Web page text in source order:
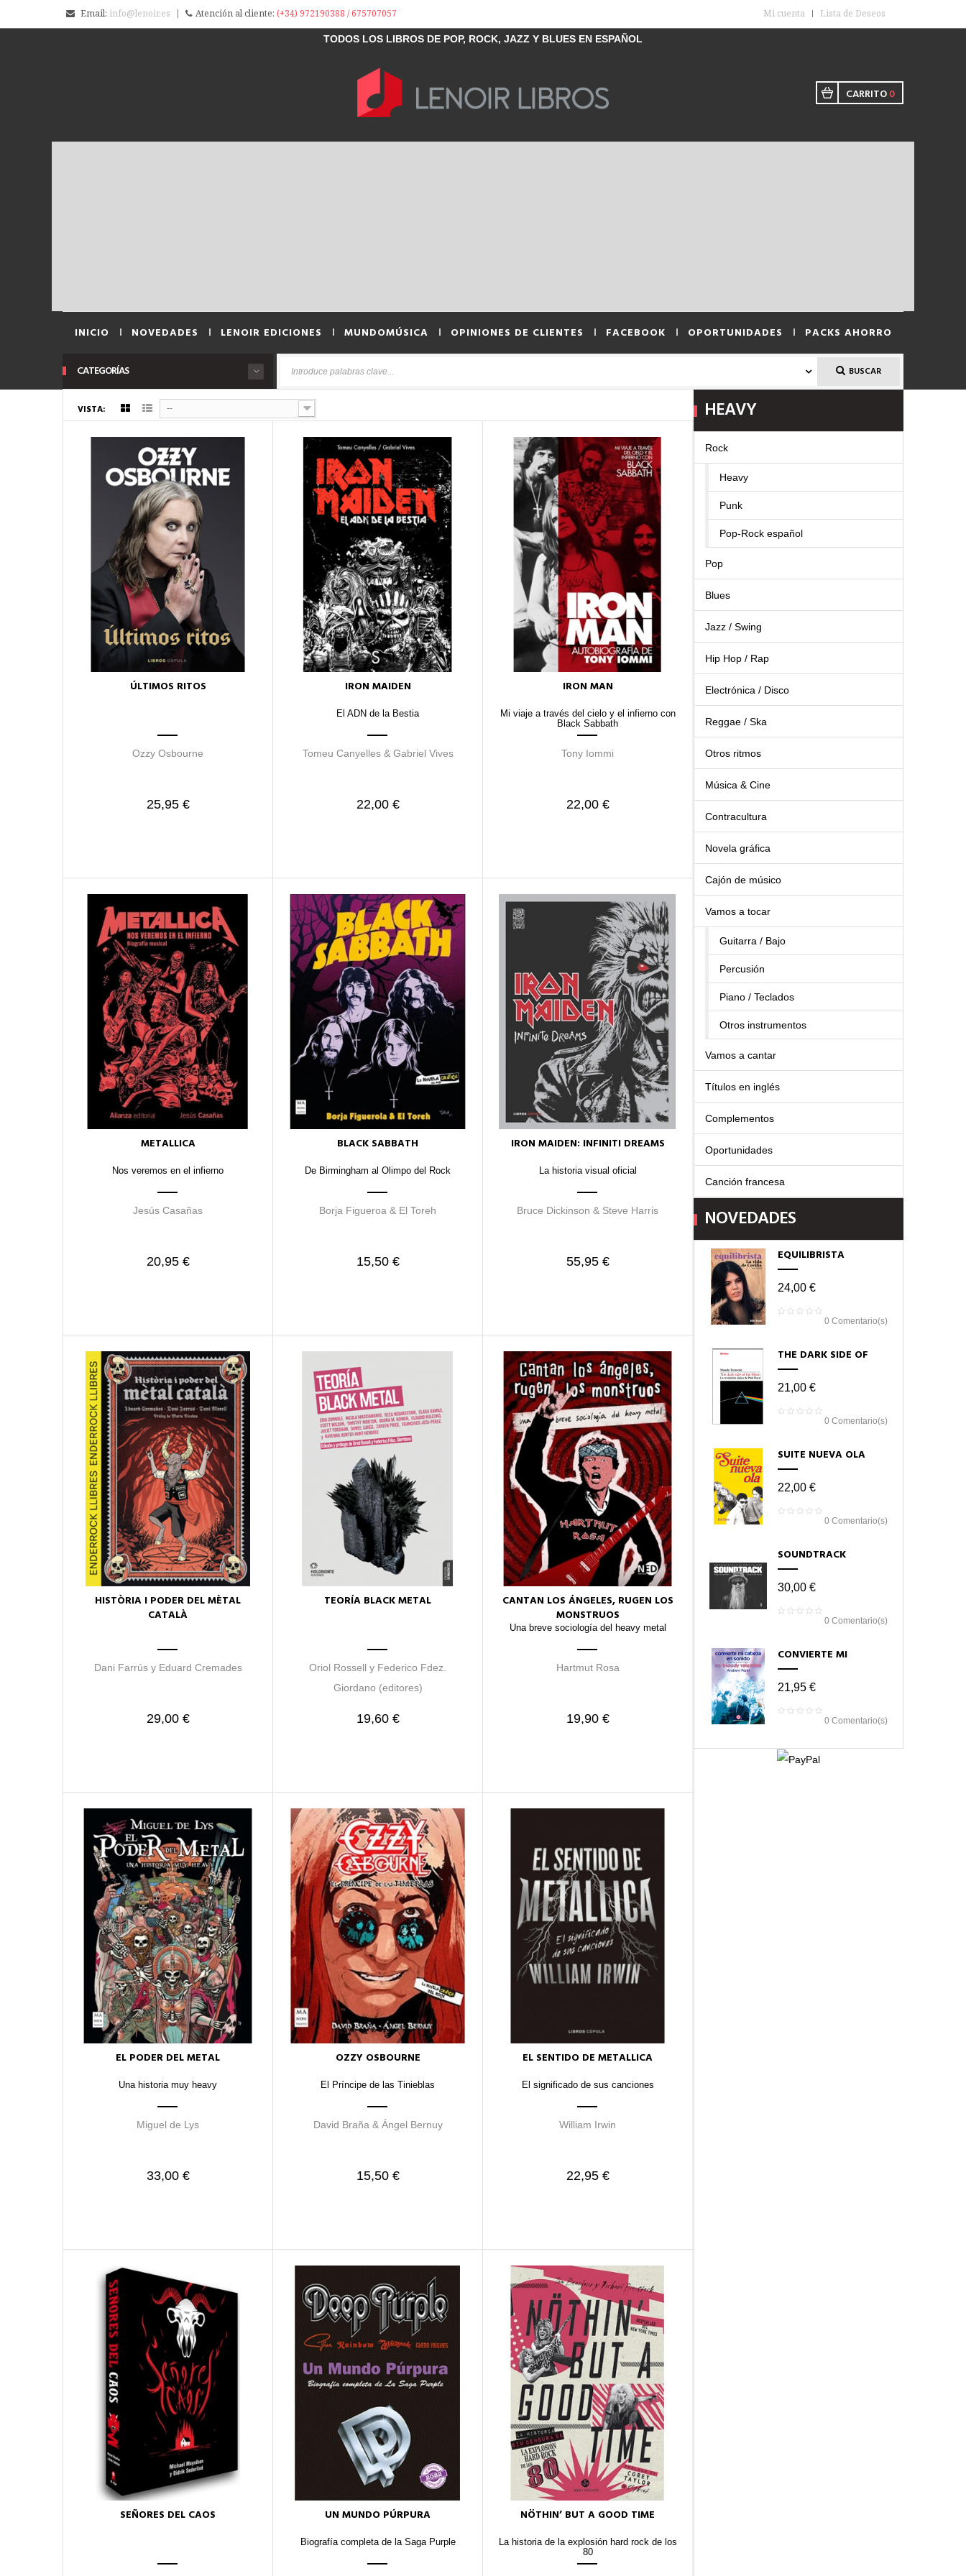
Email: info@lenoir.es Atención al cliente: (+34) 972190388 / 675707057 Mi cuenta Lista de Deseos
TODOS LOS LIBROS DE POP, ROCK, JAZZ Y BLUES EN ESPAÑOL
CARRITO0
INICIO NOVEDADES LENOIR EDICIONES MUNDOMÚSICA OPINIONES DE CLIENTES FACEBOOK OPORTUNIDADES PACKS AHORRO
CATEGORÍAS BUSCAR
VISTA: --
ÚLTIMOS RITOS
Ozzy Osbourne
25,95 €
IRON MAIDEN
El ADN de la Bestia
Tomeu Canyelles & Gabriel Vives
22,00 €
IRON MAN
Mi viaje a través del cielo y el infierno con
Black Sabbath
Tony Iommi
22,00 €
METALLICA
Nos veremos en el infierno
Jesús Casañas
20,95 €
BLACK SABBATH
De Birmingham al Olimpo del Rock
Borja Figueroa & El Toreh
15,50 €
IRON MAIDEN: INFINITI DREAMS
La historia visual oficial
Bruce Dickinson & Steve Harris
55,95 €
HISTÒRIA I PODER DEL MÈTAL
CATALÀ
Dani Farrús y Eduard Cremades
29,00 €
TEORÍA BLACK METAL
Oriol Rossell y Federico Fdez.
Giordano (editores)
19,60 €
CANTAN LOS ÁNGELES, RUGEN LOS
MONSTRUOS
Una breve sociología del heavy metal
Hartmut Rosa
19,90 €
EL PODER DEL METAL
Una historia muy heavy
Miguel de Lys
33,00 €
OZZY OSBOURNE
El Príncipe de las Tinieblas
David Braña & Ángel Bernuy
15,50 €
EL SENTIDO DE METALLICA
El significado de sus canciones
William Irwin
22,95 €
SEÑORES DEL CAOS UN MUNDO PÚRPURA
Biografía completa de la Saga Purple
NÖTHIN’ BUT A GOOD TIME
La historia de la explosión hard rock de los
80
HEAVY
Rock
Heavy
Punk
Pop-Rock español
Pop
Blues
Jazz / Swing
Hip Hop / Rap
Electrónica / Disco
Reggae / Ska
Otros ritmos
Música & Cine
Contracultura
Novela gráfica
Cajón de músico
Vamos a tocar
Guitarra / Bajo
Percusión
Piano / Teclados
Otros instrumentos
Vamos a cantar
Títulos en inglés
Complementos
Oportunidades
Canción francesa
NOVEDADES
EQUILIBRISTA
24,00 €
0 Comentario(s)
THE DARK SIDE OF
THE MOON
21,00 €
0 Comentario(s)
SUITE NUEVA OLA
22,00 €
0 Comentario(s)
SOUNDTRACK
30,00 €
0 Comentario(s)
CONVIERTE MI
CABEZA EN SONIDO
21,95 €
0 Comentario(s)